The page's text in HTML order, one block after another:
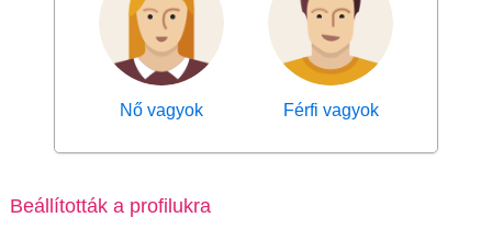
Nő vagyok Férfi vagyok
Beállították a profilukra